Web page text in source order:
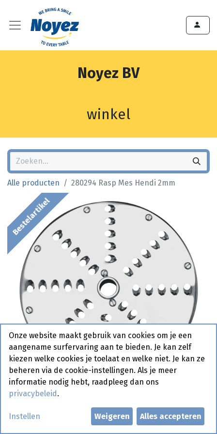
Noyez BV
winkel
Alle producten 280294 Rasp Mes Hendi 2mm
Bestelartikel
280294 Rasp Mes Hendi 2mm
Bestelartikel
Onze website maakt gebruik van cookies om je een
aangename surfervaring aan te bieden. Je kan zelf
kiezen welke cookies je toelaat en welke niet. Je kan ze
beheren via de cookie-instellingen. Als je meer
informatie nodig hebt, raadpleeg dan ons
privacybeleid .
Instellen Weigeren Alles accepteren